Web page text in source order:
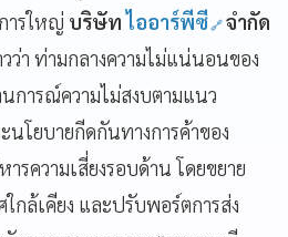
ารใหญ่ บริษัทไออาร์พีซี จำกัด
ว่า ท่ามกลางความไม่แน่นอนของ
การณ์ความไม่สงบตามแนว
โยบายกีดกันทางการค้าของ
รความเสี่ยงรอบด้าน โดยขยาย
กล้เคียง และปรับพอร์ตการส่ง